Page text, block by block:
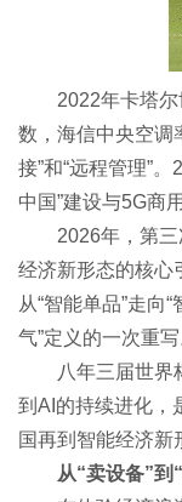
2022年卡塔
数，海信中央空调
接”和“远程管理”
中国”建设与5G商
2026年，第
经济新形态的核心
从“智能单品”走向
气”定义的一次重写
八年三届世
到AI的持续进化，
国再到智能经济
从“卖设备”到